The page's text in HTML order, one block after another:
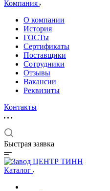
Компания
О компании
История
ГОСТы
Сертификаты
Поставщики
Сотрудники
Отзывы
Вакансии
Реквизиты
Контакты
Быстрая заявка
Каталог